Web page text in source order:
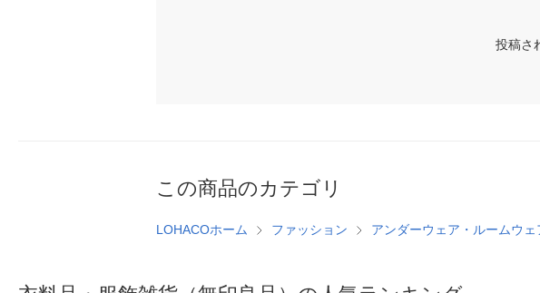
投稿さ
この商品のカテゴリ
LOHACOホーム ファッション アンダーウェア・ルームウェ